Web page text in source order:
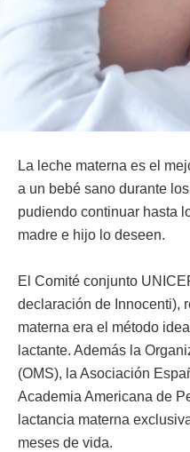
La leche materna es el
a un bebé sano durante
pudiendo continuar hasta
madre e hijo lo deseen.
El Comité conjunto
declaración de Innocenti),
materna era el método
lactante. Además la
(OMS), la Asociación
Academia Americana de
lactancia materna
meses de vida.